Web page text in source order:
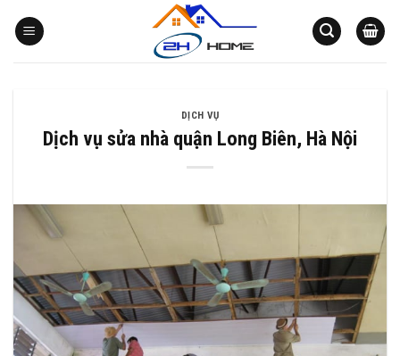
qua
DỊCH VỤ
Dịch vụ sửa nhà quận Long Biên, Hà Nội